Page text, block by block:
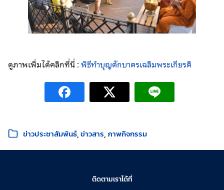
ดูภาพเพิ่มได้คลิกที่นี่ :พิธีทำบุญตักบาตรเฉลิมพระเกียรติ
หมวดหมู่:
ข่าวประชาสัมพันธ์ ข่าวสาร ภาพกิจกรรม
ติดตามเราได้ที่